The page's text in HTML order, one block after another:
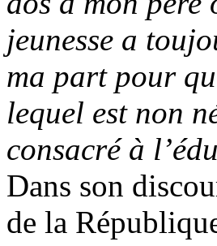
jeunesse a
ma part pour
lequel est non
consacré à
Dans son
de la